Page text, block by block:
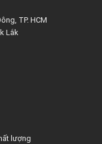
TP. HCM
Lắk
lượng